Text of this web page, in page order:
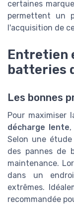
certaines
permettent un
l'acquisition de
Entretien
batteries
Les bonnes
Pour maximiser
décharge lente,
Selon une étude
des pannes de
maintenance.
dans un
extrêmes.
recommandée